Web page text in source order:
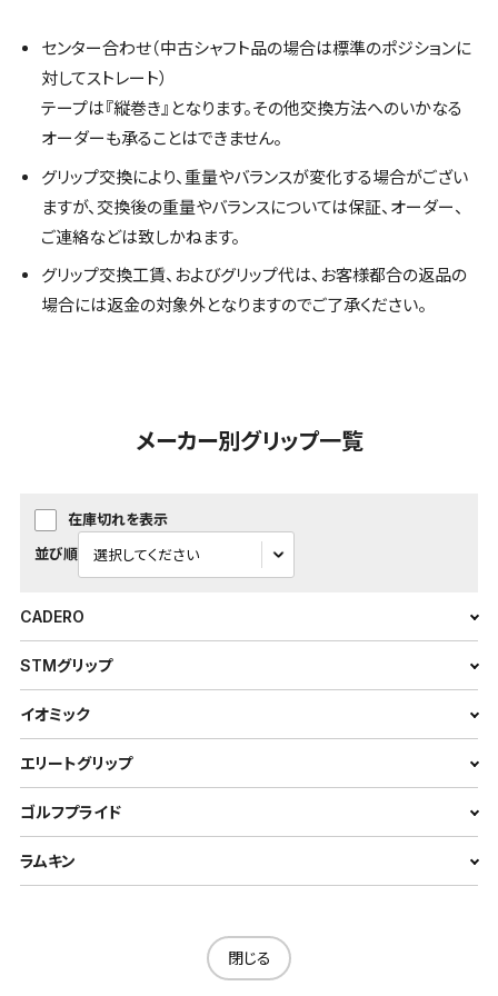
センター合わせ（中古シャフト品の場合は標準のポジションに
対してストレート）
テープは『縦巻き』となります。その他交換方法へのいかなる
オーダーも承ることはできません。
グリップ交換により、重量やバランスが変化する場合がござい
ますが、交換後の重量やバランスについては保証、オーダー、
ご連絡などは致しかねます。
グリップ交換工賃、およびグリップ代は、お客様都合の返品の
場合には返金の対象外となりますのでご了承ください。
メーカー別グリップ一覧
在庫切れを表示
並び順
CADERO
STMグリップ
イオミック
エリートグリップ
ゴルフプライド
ラムキン
閉じる